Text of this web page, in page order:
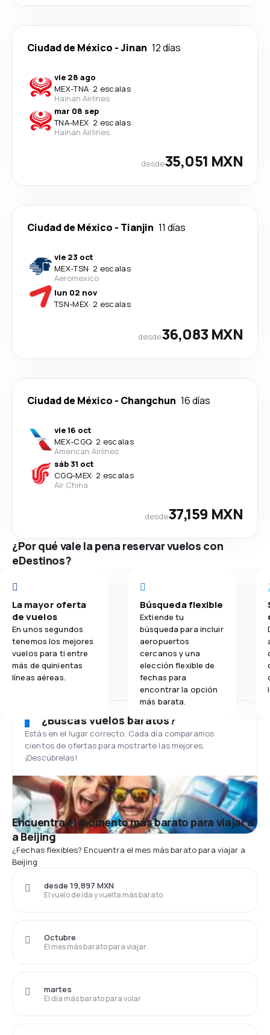
Ciudad de México -Jinan 12 días
vie 28 ago
MEX-TNA· 2 escalas
Hainan Airlines
mar 08 sep
TNA-MEX· 2 escalas
Hainan Airlines
desde35,051 MXN
Ciudad de México - Tianjin 11 días
vie 23 oct
MEX-TSN· 2 escalas
Aeromexico
lun 02 nov
TSN-MEX· 2 escalas
desde36,083 MXN
Ciudad de México - Changchun 16 días
vie 16 oct
MEX-CGQ· 2 escalas
American Airlines
sáb 31 oct
CGQ-MEX· 2 escalas
Air China
desde37,159 MXN
¿Por qué vale la pena reservar vuelos con
eDestinos?
La mayor oferta
de vuelos
En unos segundos
tenemos los mejores
vuelos para ti entre
más de quinientas
líneas aéreas.
Búsqueda flexible
Extiende tu
búsqueda para incluir
aeropuertos
cercanos y una
elección flexible de
fechas para
encontrar la opción
más barata.
¿Buscas vuelos baratos?
Estás en el lugar correcto. Cada día comparamos
cientos de ofertas para mostrarte las mejores.
¡Descúbrelas!
Encuentra el momento más barato para viajar a
a Beijing
¿Fechas flexibles? Encuentra el mes más barato para viajar a
Beijing
El vuelo de ida y vuelta más barato
desde 19,897 MXN
El mes más barato para viajar
Octubre
El día más barato para volar
martes